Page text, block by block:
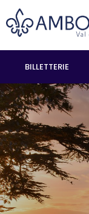
BILLETTERIE